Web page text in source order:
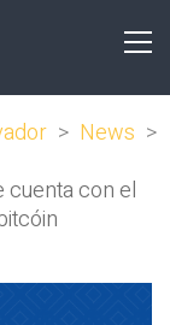
> News >
cuenta con el